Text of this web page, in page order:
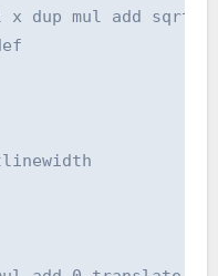
x dup mul add sqrt